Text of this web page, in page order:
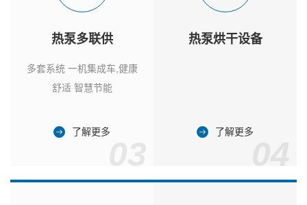
热泵多联供
多套系统 一机集成车,健康
舒适 智慧节能
了解更多
热泵烘干设备
了解更多